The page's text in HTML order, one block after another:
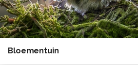
Bloementuin